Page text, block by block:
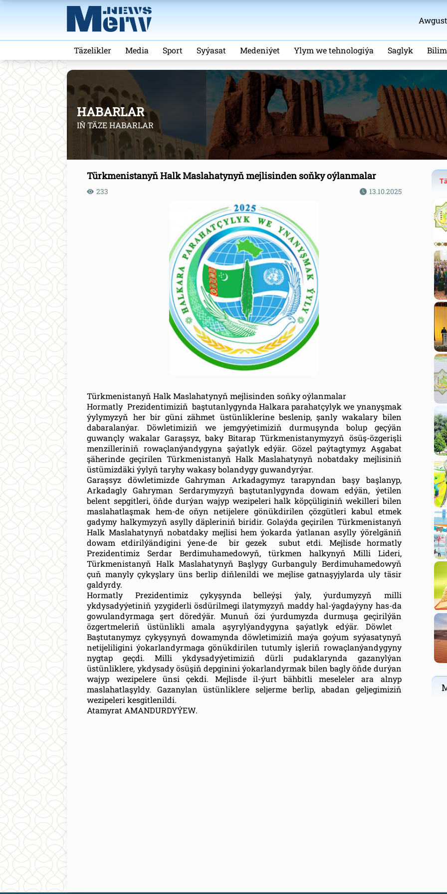
Awgust
Täzelikler Media Sport Syýasat Medeniýet Ylym we tehnologiýa Saglyk Bilim
HABARLAR
IŇ TÄZE HABARLAR
Türkmenistanyň Halk Maslahatynyň mejlisinden soňky oýlanmalar
233 13.10.2025
Türkmenistanyň Halk Maslahatynyň mejlisinden soňky oýlanmalar
Hormatly Prezidentimiziň baştutanlygynda Halkara parahatçylyk we ynanyşmak
ýylymyzyň her bir güni zähmet üstünliklerine beslenip, şanly wakalary bilen
dabaralanýar. Döwletimiziň we jemgyýetimiziň durmuşynda bolup geçýän
guwançly wakalar Garaşsyz, baky Bitarap Türkmenistanymyzyň ösüş-özgerişli
menzilleriniň rowaçlanýandygyna şaýatlyk edýär. Gözel paýtagtymyz Aşgabat
şäherinde geçirilen Türkmenistanyň Halk Maslahatynyň nobatdaky mejlisiniň
üstümizdäki ýylyň taryhy wakasy bolandygy guwandyrýar.
Garaşsyz döwletimizde Gahryman Arkadagymyz tarapyndan başy başlanyp,
Arkadagly Gahryman Serdarymyzyň baştutanlygynda dowam edýän, ýetilen
belent sepgitleri, öňde durýan wajyp wezipeleri halk köpçüliginiň wekilleri bilen
maslahatlaşmak hem-de oňyn netijelere gönükdirilen çözgütleri kabul etmek
gadymy halkymyzyň asylly däpleriniň biridir. Golaýda geçirilen Türkmenistanyň
Halk Maslahatynyň nobatdaky mejlisi hem ýokarda ýatlanan asylly ýörelgäniň
dowam etdirilýändigini ýene-de bir gezek subut etdi. Mejlisde hormatly
Prezidentimiz Serdar Berdimuhamedowyň, türkmen halkynyň Milli Lideri,
Türkmenistanyň Halk Maslahatynyň Başlygy Gurbanguly Berdimuhamedowyň
çuň manyly çykyşlary üns berlip diňlenildi we mejlise gatnaşyjylarda uly täsir
galdyrdy.
Hormatly Prezidentimiz çykyşynda belleýşi ýaly, ýurdumyzyň milli
ykdysadyýetiniň yzygiderli ösdürilmegi ilatymyzyň maddy hal-ýagdaýyny has-da
gowulandyrmaga şert döredýär. Munuň özi ýurdumyzda durmuşa geçirilýän
özgertmeleriň üstünlikli amala aşyrylýandygyna şaýatlyk edýär. Döwlet
Baştutanymyz çykyşynyň dowamynda döwletimiziň maýa goýum syýasatynyň
netijeliligini ýokarlandyrmaga gönükdirilen tutumly işleriň rowaçlanýandygyny
nygtap geçdi. Milli ykdysadyýetimiziň dürli pudaklarynda gazanylýan
üstünliklere, ykdysady ösüşiň depginini ýokarlandyrmak bilen bagly öňde durýan
wajyp wezipelere ünsi çekdi. Mejlisde il-ýurt bähbitli meseleler ara alnyp
maslahatlaşyldy. Gazanylan üstünliklere seljerme berlip, abadan geljegimiziň
wezipeleri kesgitlenildi.
Atamyrat AMANDURDYÝEW.